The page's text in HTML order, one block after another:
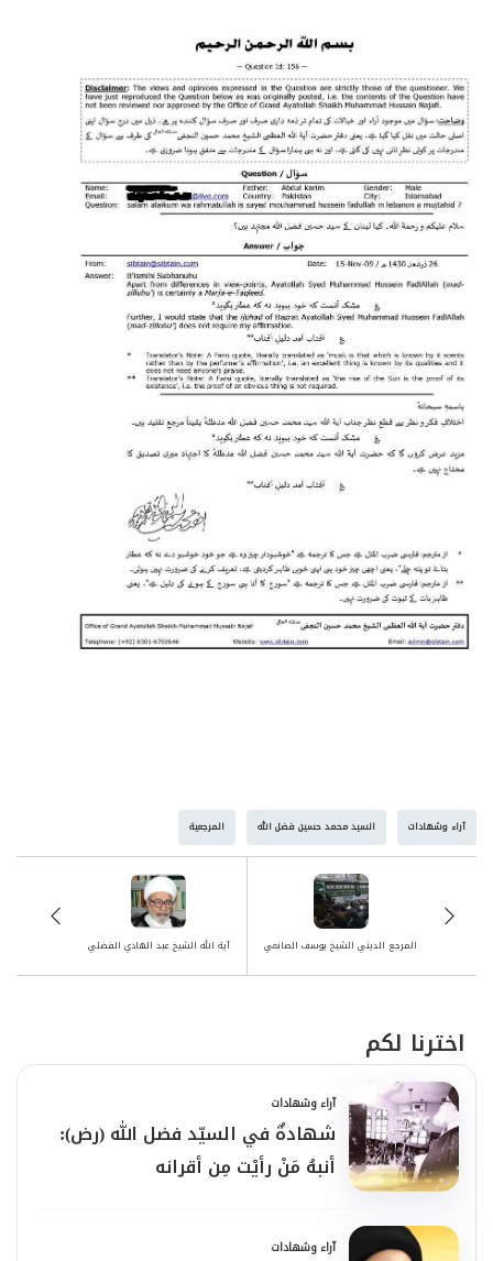
آراء وشهادات السيد محمد حسين فضل الله المرجعية
آية الله الشيخ عبد الهادي الفضلي المرجع الديني الشيخ يوسف الصانعي
اخترنا لكم
آراء وشهادات
شهادةٌ في السيّد فضل الله (رض):
أنبهُ مَنْ رأيْت مِن أقرانه
آراء وشهادات